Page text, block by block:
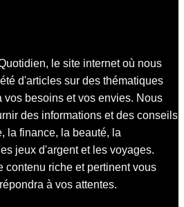
le site internet où nous
d'articles sur des thématiques
vos besoins et vos envies. Nous
des informations et des conseils
la finance, la beauté, la
jeux d'argent et les voyages.
contenu riche et pertinent vous
à vos attentes.